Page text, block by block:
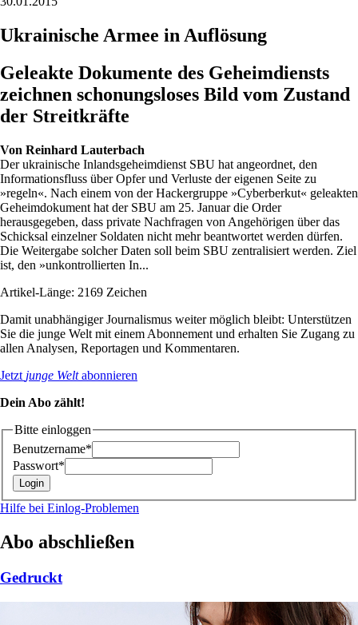
Ukrainische Armee in Auflösung
Geleakte Dokumente des Geheimdiensts
zeichnen schonungsloses Bild vom Zustand
der Streitkräfte
Von Reinhard Lauterbach
Der ukrainische Inlandsgeheimdienst SBU hat angeordnet, den
Informationsfluss über Opfer und Verluste der eigenen Seite zu
»regeln«. Nach einem von der Hackergruppe »Cyberberkut« geleakten
Geheimdokument hat der SBU am 25. Januar die Order
herausgegeben, dass private Nachfragen von Angehörigen über das
Schicksal einzelner Soldaten nicht mehr beantwortet werden dürfen.
Die Weitergabe solcher Daten soll beim SBU zentralisiert werden. Ziel
ist, den »unkontrollierten In...
Artikel-Länge: 2169 Zeichen
Damit unabhängiger Journalismus weiter möglich bleibt: Unterstützen
Sie die junge Welt mit einem Abonnement und erhalten Sie Zugang zu
allen Analysen, Reportagen und Kommentaren.
Jetzt junge Weltabonnieren
Dein Abo zählt!
Bitte einloggen
Benutzername*
Passwort*
Hilfe bei Einlog-Problemen
Abo abschließen
Gedruckt